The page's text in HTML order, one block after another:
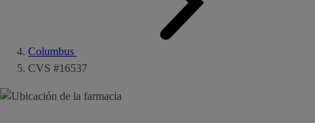
Columbus
CVS #16537